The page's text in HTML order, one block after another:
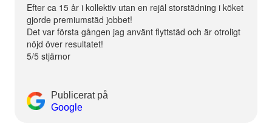
Efter ca 15 år i kollektiv utan en rejäl storstädning i köket
gjorde premiumstäd jobbet!
Det var första gången jag använt flyttstäd och är otroligt
nöjd över resultatet!
5/5 stjärnor
Publicerat på
Google